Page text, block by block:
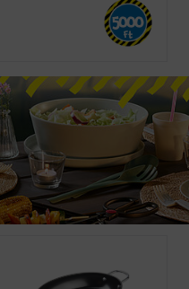
5000
Ft